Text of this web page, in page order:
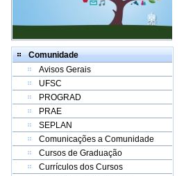
Comunidade
Avisos Gerais
UFSC
PROGRAD
PRAE
SEPLAN
Comunicações a Comunidade
Cursos de Graduação
Currículos dos Cursos